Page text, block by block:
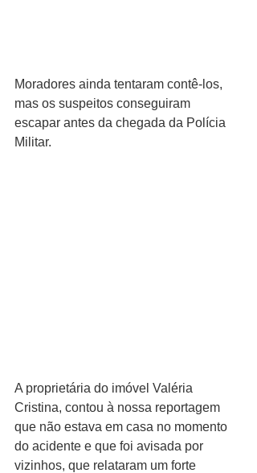
Moradores ainda tentaram contê-los,
mas os suspeitos conseguiram
escapar antes da chegada da Polícia
Militar.
A proprietária do imóvel Valéria
Cristina, contou à nossa reportagem
que não estava em casa no momento
do acidente e que foi avisada por
vizinhos, que relataram um forte